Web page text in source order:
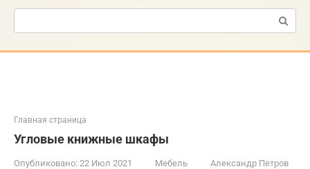
Поиск:
Главная страница
Угловые книжные шкафы
Опубликовано: 22 Июл 2021 Мебель Александр Петров